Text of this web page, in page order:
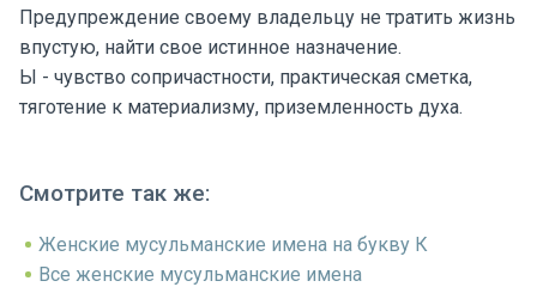
Предупреждение своему владельцу не тратить жизнь
впустую, найти свое истинное назначение.
Ы - чувство сопричастности, практическая сметка,
тяготение к материализму, приземленность духа.
Смотрите так же:
Женские мусульманские имена на букву К
Все женские мусульманские имена